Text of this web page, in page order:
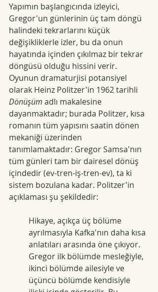
Yapımın başlangıcında izleyici,
Gregor'un günlerinin üç tam döngü
halindeki tekrarlarını küçük
değişikliklerle izler, bu da onun
hayatında içinden çıkılmaz bir tekrar
döngüsü olduğu hissini verir.
Oyunun dramaturjisi potansiyel
olarak Heinz Politzer'in 1962 tarihli
Dönüşüm adlı makalesine
dayanmaktadır; burada Politzer, kısa
romanın tüm yapısını saatin dönen
mekaniği üzerinden
tanımlamaktadır: Gregor Samsa'nın
tüm günleri tam bir dairesel dönüş
içindedir (ev-tren-iş-tren-ev), ta ki
sistem bozulana kadar. Politzer'in
açıklaması şu şekildedir:
Hikaye, açıkça üç bölüme
ayrılmasıyla Kafka'nın daha kısa
anlatıları arasında öne çıkıyor.
Gregor ilk bölümde mesleğiyle,
ikinci bölümde ailesiyle ve
üçüncü bölümde kendisiyle